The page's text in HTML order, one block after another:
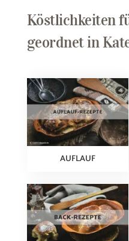
Köstlichkeiten
geordnet in
AUFLAUF